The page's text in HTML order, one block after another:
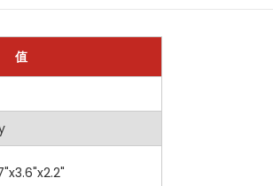
好者的需求。憑藉廣泛的功能和友善的使用者
值
CAT II 1000V